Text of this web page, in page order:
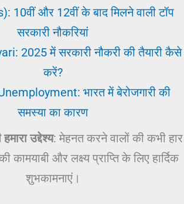
10वीं और 12वीं के बाद मिलने वाली टॉप
सरकारी नौकरियां
2025 में सरकारी नौकरी की तैयारी कैसे
करें?
भारत में बेरोजगारी की
समस्या का कारण
उद्देश्य: मेहनत करने वालों की कभी हार
कामयाबी और लक्ष्य प्राप्ति के लिए हार्दिक
शुभकामनाएं।